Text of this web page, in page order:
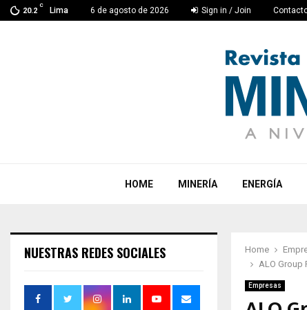
20.2
C
Lima 6 de agosto de 2026 Sign in / Join
HOME MINERÍA ENERGÍA
Home
ALO Group
Empresas
NUESTRAS REDES SOCIALES